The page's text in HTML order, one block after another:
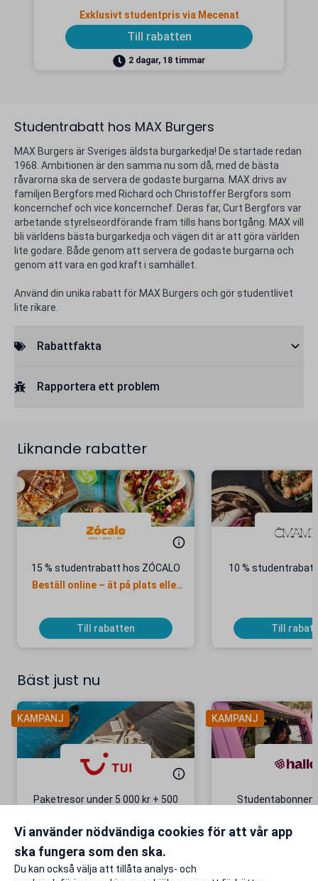
Exklusivt studentpris via Mecenat
Till rabatten
2 dagar, 18 timmar
Studentrabatt hos MAX Burgers
MAX Burgers är Sveriges äldsta burgarkedja! De startade redan
1968. Ambitionen är den samma nu som då, med de bästa
råvarorna ska de servera de godaste burgarna. MAX drivs av
familjen Bergfors med Richard och Christoffer Bergfors som
koncernchef och vice koncernchef. Deras far, Curt Bergfors var
arbetande styrelseordförande fram tills hans bortgång. MAX vill
bli världens bästa burgarkedja och vägen dit är att göra världen
lite godare. Både genom att servera de godaste burgarna och
genom att vara en god kraft i samhället.
Använd din unika rabatt för MAX Burgers och gör studentlivet
lite rikare.
Rabattfakta
Rapportera ett problem
Liknande rabatter
15 % studentrabatt hos ZÓCALO
Beställ online – ät på plats eller
Till rabatten
10 %
Till
Bäst just nu
KAMPANJ
Paketresor under 5 000 kr + 500
Gäller även på redan prissänkta
Till rabatten
KAMPANJ
+ 20 GB
Vi använder nödvändiga cookies för att vår app
ska fungera som den ska.
Du kan också välja att tillåta analys- och